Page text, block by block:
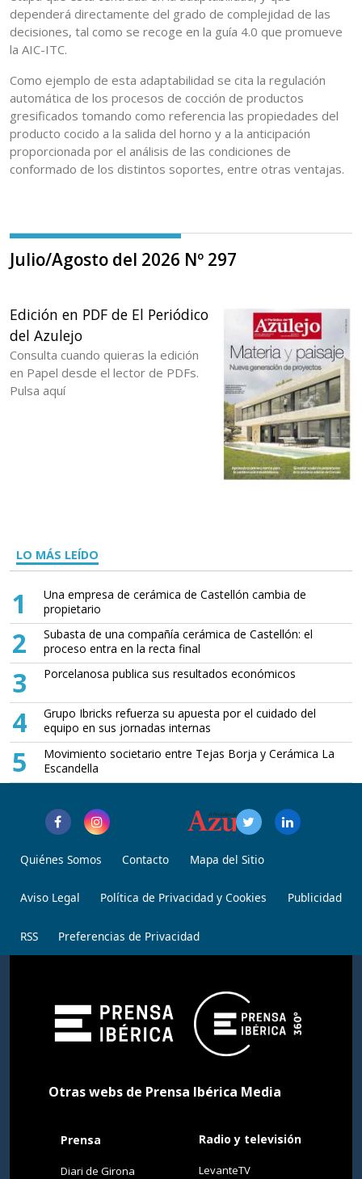
dependerá directamente del grado de complejidad de las
decisiones, tal como se recoge en la guía 4.0 que promueve
la AIC-ITC.
Como ejemplo de esta adaptabilidad se cita la regulación
automática de los procesos de cocción de productos
gresificados tomando como referencia las propiedades del
producto cocido a la salida del horno y a la anticipación
proporcionada por el análisis de las condiciones de
conformado de los distintos soportes, entre otras ventajas.
Julio/Agosto del 2026 Nº 297
Edición en PDF de El Periódico
del Azulejo
Consulta cuando quieras la edición
en Papel desde el lector de PDFs.
Pulsa aquí
LO MÁS LEÍDO
1
Una empresa de cerámica de Castellón cambia de
propietario
2
Subasta de una compañía cerámica de Castellón: el
proceso entra en la recta final
3 Porcelanosa publica sus resultados económicos
4
Grupo Ibricks refuerza su apuesta por el cuidado del
equipo en sus jornadas internas
5
Movimiento societario entre Tejas Borja y Cerámica La
Escandella
Quiénes Somos Contacto Mapa del Sitio
Aviso Legal Política de Privacidad y Cookies Publicidad
RSS Preferencias de Privacidad
Otras webs de Prensa Ibérica Media
Prensa
Diari de Girona
Radio y televisión
LevanteTV